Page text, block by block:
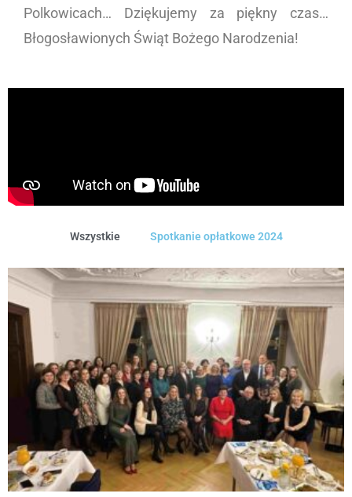
Polkowicach… Dziękujemy za piękny czas…
Błogosławionych Świąt Bożego Narodzenia!
Wszystkie Spotkanie opłatkowe 2024